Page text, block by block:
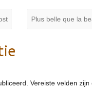
Plus belle que la
Vereiste velden